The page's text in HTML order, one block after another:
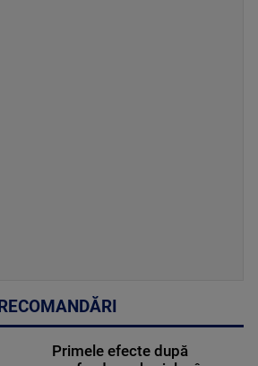
RECOMANDĂRI
Primele efecte după